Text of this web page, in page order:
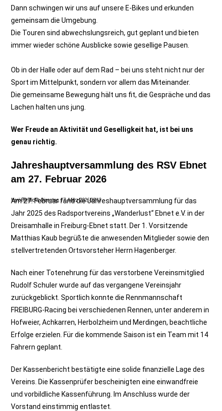
Dann schwingen wir uns auf unsere E‑Bikes und erkunden
gemeinsam die Umgebung.
Die Touren sind abwechslungsreich, gut geplant und bieten
immer wieder schöne Ausblicke sowie gesellige Pausen.
Ob in der Halle oder auf dem Rad – bei uns steht nicht nur der
Sport im Mittelpunkt, sondern vor allem das Miteinander.
Die gemeinsame Bewegung hält uns fit, die Gespräche und das
Lachen halten uns jung.
Wer Freude an Aktivität und Geselligkeit hat, ist bei uns
genau richtig.
Jahreshauptversammlung des RSV Ebnet
am 27. Februar 2026
Veröffentlicht: Dienstag, 17. März 2026 09:13
Am 27. Februar fand die Jahreshauptversammlung für das
Jahr 2025 des Radsportvereins „Wanderlust“ Ebnet e.V. in der
Dreisamhalle in Freiburg-Ebnet statt. Der 1. Vorsitzende
Matthias Kaub begrüßte die anwesenden Mitglieder sowie den
stellvertretenden Ortsvorsteher Herrn Hagenberger.
Nach einer Totenehrung für das verstorbene Vereinsmitglied
Rudolf Schuler wurde auf das vergangene Vereinsjahr
zurückgeblickt. Sportlich konnte die Rennmannschaft
FREIBURG-Racing bei verschiedenen Rennen, unter anderem in
Hofweier, Achkarren, Herbolzheim und Merdingen, beachtliche
Erfolge erzielen. Für die kommende Saison ist ein Team mit 14
Fahrern geplant.
Der Kassenbericht bestätigte eine solide finanzielle Lage des
Vereins. Die Kassenprüfer bescheinigten eine einwandfreie
und vorbildliche Kassenführung. Im Anschluss wurde der
Vorstand einstimmig entlastet.